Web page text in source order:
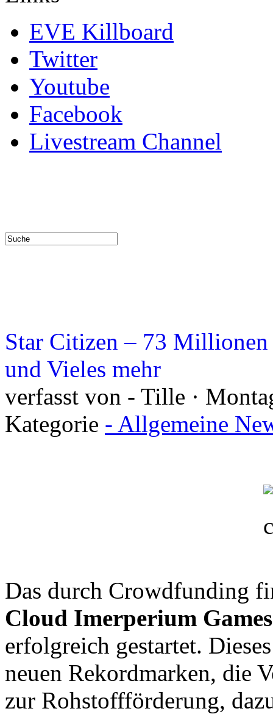
EVE Killboard
Twitter
Youtube
Facebook
Livestream Channel
Star Citizen – 73 Millionen
und Vieles mehr
verfasst von - Tille ·
Kategorie - Allgemeine
Das durch Crowdfunding
Cloud Imerperium Games
erfolgreich gestartet.
neuen Rekordmarken, die
zur Rohstoffförderung,